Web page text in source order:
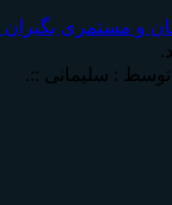
و مستمری